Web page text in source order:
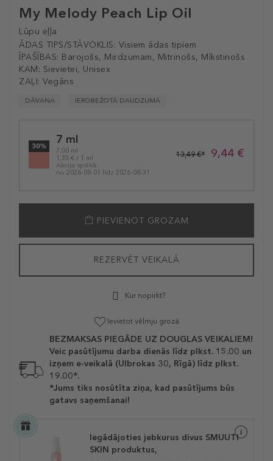
My Melody Peach Lip Oil
Lūpu eļļa
ĀDAS TIPS/STĀVOKLIS: Visiem ādas tipiem
ĪPAŠĪBAS: Barojošs, Mirdzumam, Mitrinošs, Mīkstinošs
KAM: Sievietei, Unisex
ZAĻI: Vegāns
DĀVANA IEROBEŽOTĀ DAUDZUMĀ
atsauksmēm
variation
30% 7 ml
7.00 ml
1,35 € / 1 ml
Akcija spēkā:
no 2026-08-01 līdz 2026-08-31
9,44 €
13,49 €*
PIEVIENOT GROZAM
REZERVĒT VEIKALĀ
Kur nopirkt?
Ievietot vēlmju grozā
BEZMAKSAS PIEGĀDE UZ DOUGLAS VEIKALIEM!
Veic pasūtījumu darba dienās līdz plkst. 15.00 un
izņem e-veikalā (Ulbrokas 30, Rīgā) līdz plkst.
19.00*.
*Jums tiks nosūtīta ziņa, kad pasūtījums būs
gatavs saņemšanai!
Iegādājoties jebkurus divus SMUUTI
SKIN produktus,